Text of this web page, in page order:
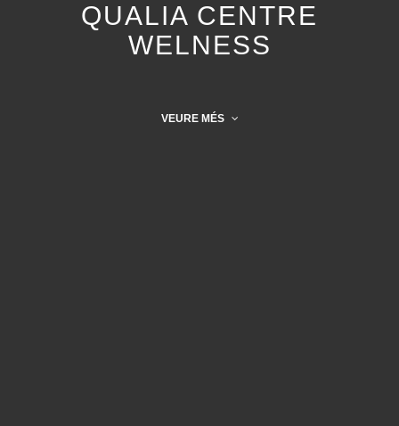
QUALIA CENTRE
WELNESS
VEURE MÉS